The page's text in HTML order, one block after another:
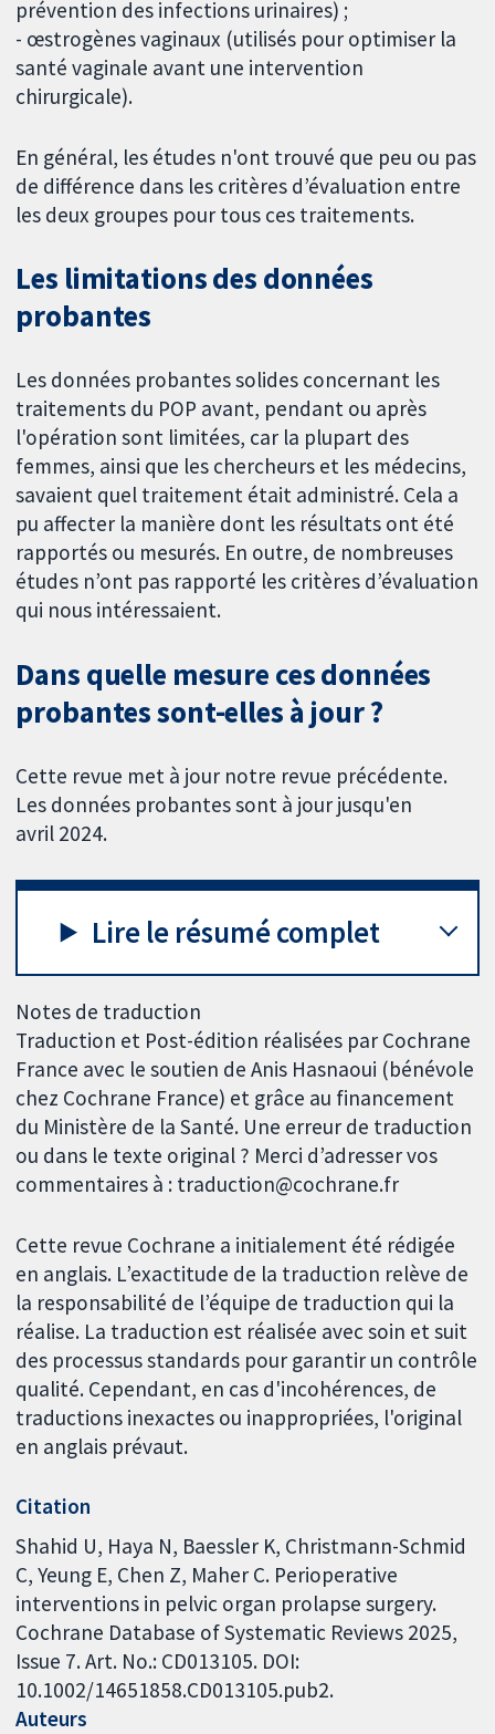
prévention des infections urinaires) ;
- œstrogènes vaginaux (utilisés pour optimiser la
santé vaginale avant une intervention
chirurgicale).
En général, les études n'ont trouvé que peu ou pas
de différence dans les critères d’évaluation entre
les deux groupes pour tous ces traitements.
Les limitations des données
probantes
Les données probantes solides concernant les
traitements du POP avant, pendant ou après
l'opération sont limitées, car la plupart des
femmes, ainsi que les chercheurs et les médecins,
savaient quel traitement était administré. Cela a
pu affecter la manière dont les résultats ont été
rapportés ou mesurés. En outre, de nombreuses
études n’ont pas rapporté les critères d’évaluation
qui nous intéressaient.
Dans quelle mesure ces données
probantes sont-elles à jour ?
Cette revue met à jour notre revue précédente.
Les données probantes sont à jour jusqu'en
avril 2024.
Lire le résumé complet
Notes de traduction
Traduction et Post-édition réalisées par Cochrane
France avec le soutien de Anis Hasnaoui (bénévole
chez Cochrane France) et grâce au financement
du Ministère de la Santé. Une erreur de traduction
ou dans le texte original ? Merci d’adresser vos
commentaires à : traduction@cochrane.fr
Cette revue Cochrane a initialement été rédigée
en anglais. L’exactitude de la traduction relève de
la responsabilité de l’équipe de traduction qui la
réalise. La traduction est réalisée avec soin et suit
des processus standards pour garantir un contrôle
qualité. Cependant, en cas d'incohérences, de
traductions inexactes ou inappropriées, l'original
en anglais prévaut.
Citation
Shahid U, Haya N, Baessler K, Christmann-Schmid
C, Yeung E, Chen Z, Maher C. Perioperative
interventions in pelvic organ prolapse surgery.
Cochrane Database of Systematic Reviews 2025,
Issue 7. Art. No.: CD013105. DOI:
10.1002/14651858.CD013105.pub2.
Auteurs